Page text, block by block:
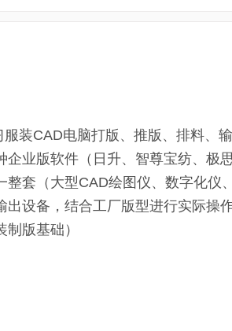
服装CAD电脑打版、推版、排料、
企业版软件（日升、智尊宝纺、极
整套（大型CAD绘图仪、数字化仪
出设备，结合工厂版型进行实际操
制版基础）